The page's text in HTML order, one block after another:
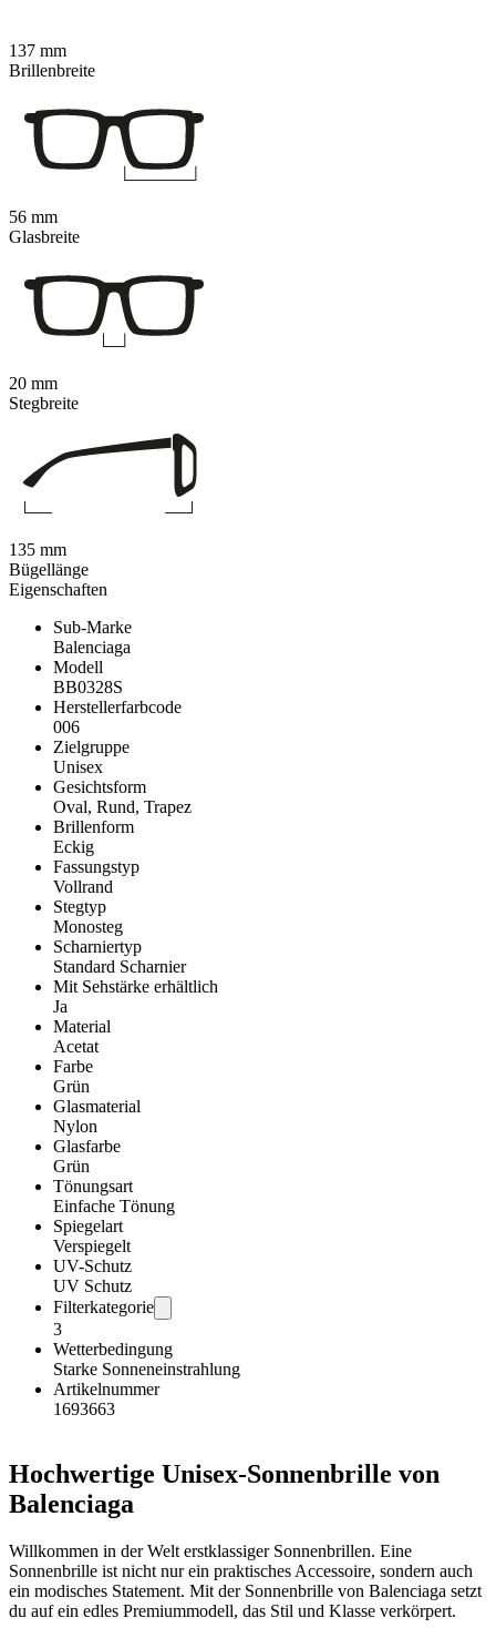
Eigenschaften
Sub-Marke
Balenciaga
Modell
BB0328S
Herstellerfarbcode
006
Zielgruppe
Unisex
Gesichtsform
Oval, Rund, Trapez
Brillenform
Eckig
Fassungstyp
Vollrand
Stegtyp
Monosteg
Scharniertyp
Standard Scharnier
Mit Sehstärke erhältlich
Ja
Material
Acetat
Farbe
Grün
Glasmaterial
Nylon
Glasfarbe
Grün
Tönungsart
Einfache Tönung
Spiegelart
Verspiegelt
UV-Schutz
UV Schutz
Filterkategorie
3
Wetterbedingung
Starke Sonneneinstrahlung
Artikelnummer
1693663
Hochwertige Unisex-Sonnenbrille von
Balenciaga
Willkommen in der Welt erstklassiger Sonnenbrillen. Eine
Sonnenbrille ist nicht nur ein praktisches Accessoire, sondern auch
ein modisches Statement. Mit der Sonnenbrille von Balenciaga setzt
du auf ein edles Premiummodell, das Stil und Klasse verkörpert.
137 mm
Brillenbreite
56 mm
Glasbreite
20 mm
Stegbreite
135 mm
Bügellänge